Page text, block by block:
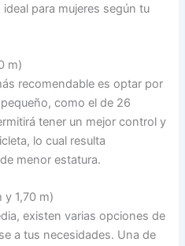
para mujeres según tu
m)
recomendable es optar por
como el de 26
tener un mejor control y
lo cual resulta
menor estatura.
y 1,70 m)
existen varias opciones de
a tus necesidades. Una de